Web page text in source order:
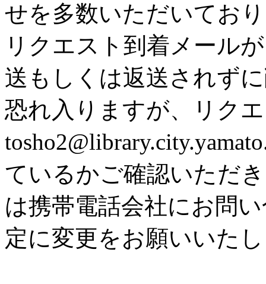
せを多数いただいてお
リクエスト到着メール
送もしくは返送されず
恐れ入りますが、リク
ているかご確認いただ
は携帯電話会社にお問
定に変更をお願いいた